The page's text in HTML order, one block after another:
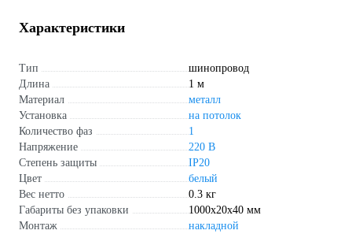
Характеристики
Тип
шинопровод
Длина
1 м
Материал
металл
Установка
на потолок
Количество фаз
1
Напряжение
220 В
Степень защиты
IP20
Цвет
белый
Вес нетто
0.3 кг
Габариты без упаковки
1000х20х40 мм
Монтаж
накладной